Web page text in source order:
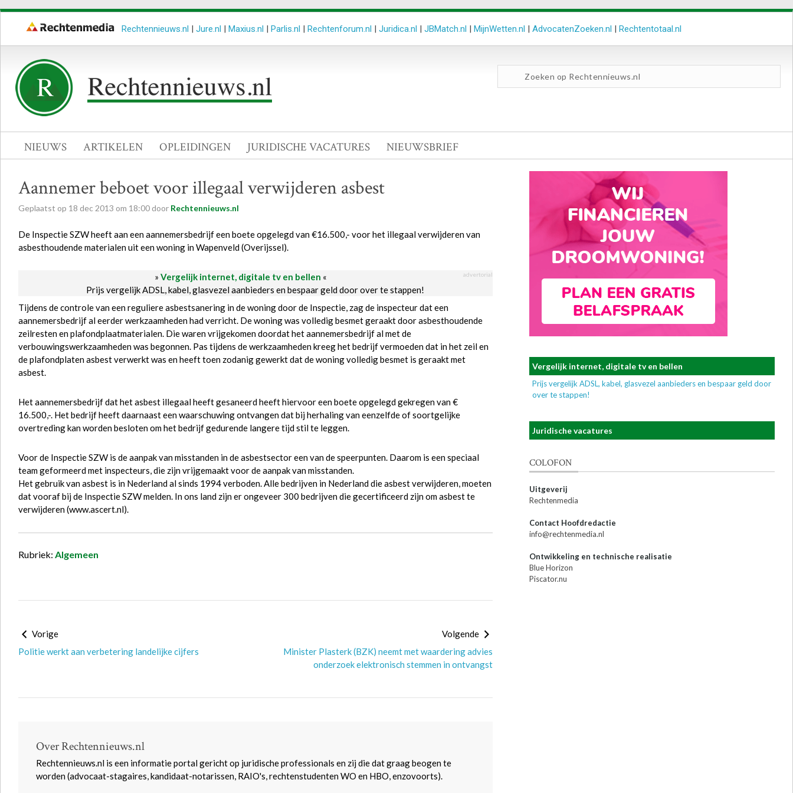
Rechtennieuws.nl | Jure.nl | Maxius.nl | Parlis.nl | Rechtenforum.nl | Juridica.nl | JBMatch.nl | MijnWetten.nl | AdvocatenZoeken.nl | Rechtentotaal.nl
NIEUWS ARTIKELEN OPLEIDINGEN JURIDISCHE VACATURES NIEUWSBRIEF
Aannemer beboet voor illegaal verwijderen asbest
Geplaatst op 18 dec 2013 om 18:00 door Rechtennieuws.nl
De Inspectie SZW heeft aan een aannemersbedrijf een boete opgelegd van €16.500,- voor het illegaal verwijderen van
asbesthoudende materialen uit een woning in Wapenveld (Overijssel).
» Vergelijk internet, digitale tv en bellen « advertorial
Prijs vergelijk ADSL, kabel, glasvezel aanbieders en bespaar geld door over te stappen!
Tijdens de controle van een reguliere asbestsanering in de woning door de Inspectie, zag de inspecteur dat een
aannemersbedrijf al eerder werkzaamheden had verricht. De woning was volledig besmet geraakt door asbesthoudende
zeilresten en plafondplaatmaterialen. Die waren vrijgekomen doordat het aannemersbedrijf al met de
verbouwingswerkzaamheden was begonnen. Pas tijdens de werkzaamheden kreeg het bedrijf vermoeden dat in het zeil en
de plafondplaten asbest verwerkt was en heeft toen zodanig gewerkt dat de woning volledig besmet is geraakt met
asbest.
Het aannemersbedrijf dat het asbest illegaal heeft gesaneerd heeft hiervoor een boete opgelegd gekregen van €
16.500,-. Het bedrijf heeft daarnaast een waarschuwing ontvangen dat bij herhaling van eenzelfde of soortgelijke
overtreding kan worden besloten om het bedrijf gedurende langere tijd stil te leggen.
Voor de Inspectie SZW is de aanpak van misstanden in de asbestsector een van de speerpunten. Daarom is een speciaal
team geformeerd met inspecteurs, die zijn vrijgemaakt voor de aanpak van misstanden.
Het gebruik van asbest is in Nederland al sinds 1994 verboden. Alle bedrijven in Nederland die asbest verwijderen, moeten
dat vooraf bij de Inspectie SZW melden. In ons land zijn er ongeveer 300 bedrijven die gecertificeerd zijn om asbest te
verwijderen (www.ascert.nl).
Rubriek: Algemeen
Vorige
Politie werkt aan verbetering landelijke cijfers
Volgende
Minister Plasterk (BZK) neemt met waardering advies
onderzoek elektronisch stemmen in ontvangst
Over Rechtennieuws.nl
Rechtennieuws.nl is een informatie portal gericht op juridische professionals en zij die dat graag beogen te
worden (advocaat-stagaires, kandidaat-notarissen, RAIO's, rechtenstudenten WO en HBO, enzovoorts).
Vergelijk internet, digitale tv en bellen
Prijs vergelijk ADSL, kabel, glasvezel aanbieders en bespaar geld door
over te stappen!
Juridische vacatures
COLOFON
Uitgeverij
Rechtenmedia
Contact Hoofdredactie
info@rechtenmedia.nl
Ontwikkeling en technische realisatie
Blue Horizon
Piscator.nu